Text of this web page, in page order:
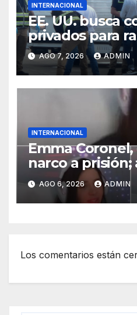
INTERNACIONAL
EE. UU. busca
privados para
cobrar multas a
deportados en
Centroamérica
AGO 7, 2026 ADMIN
INTERNACIONAL
Emma
narco a prisión;
tiktoker
AGO 6, 2026 ADMIN
Los comentarios están